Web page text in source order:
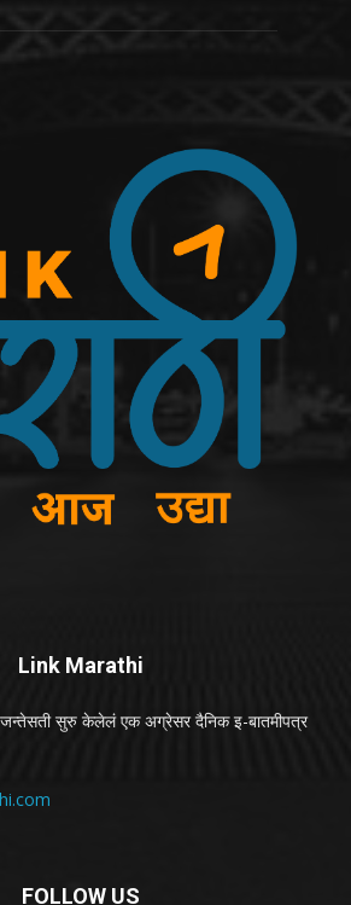
Link Marathi
जन्तेसती सुरु केलेलं एक अग्रेसर दैनिक इ-बातमीपत्र
FOLLOW US